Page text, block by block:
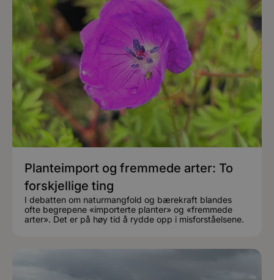
Planteimport og fremmede arter: To
forskjellige ting
I debatten om naturmangfold og bærekraft blandes
ofte begrepene «importerte planter» og «fremmede
arter». Det er på høy tid å rydde opp i misforståelsene.